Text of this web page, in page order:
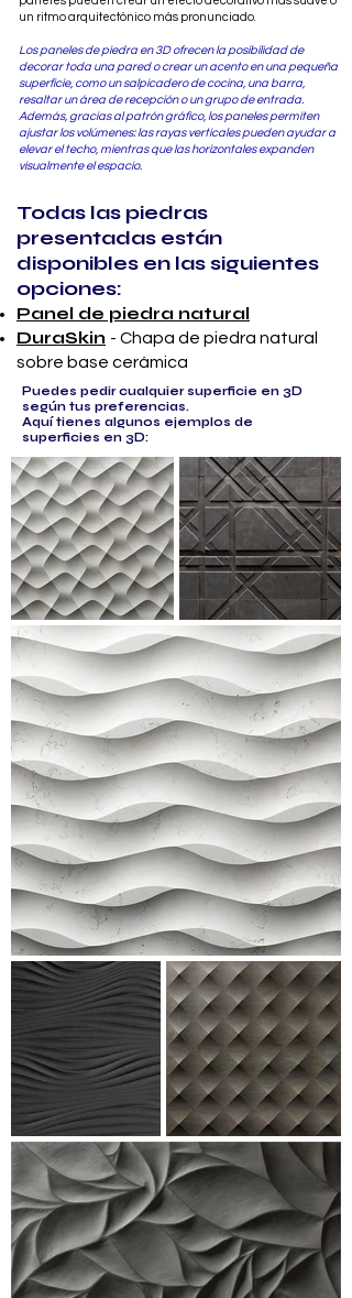
un ritmo arquitectónico más pronunciado.
Los paneles de piedra en 3D ofrecen la posibilidad de
decorar toda una pared o crear un acento en una pequeña
superficie, como un salpicadero de cocina, una barra,
resaltar un área de recepción o un grupo de entrada.
Además, gracias al patrón gráfico, los paneles permiten
ajustar los volúmenes: las rayas verticales pueden ayudar a
elevar el techo, mientras que las horizontales expanden
visualmente el espacio.
Todas las piedras
presentadas están
disponibles en las siguientes
opciones:
Panel de piedra natural
DuraSkin - Chapa de piedra natural
sobre base cerámica
Puedes pedir cualquier superficie en 3D
según tus preferencias.
Aquí tienes algunos ejemplos de
superficies en 3D: